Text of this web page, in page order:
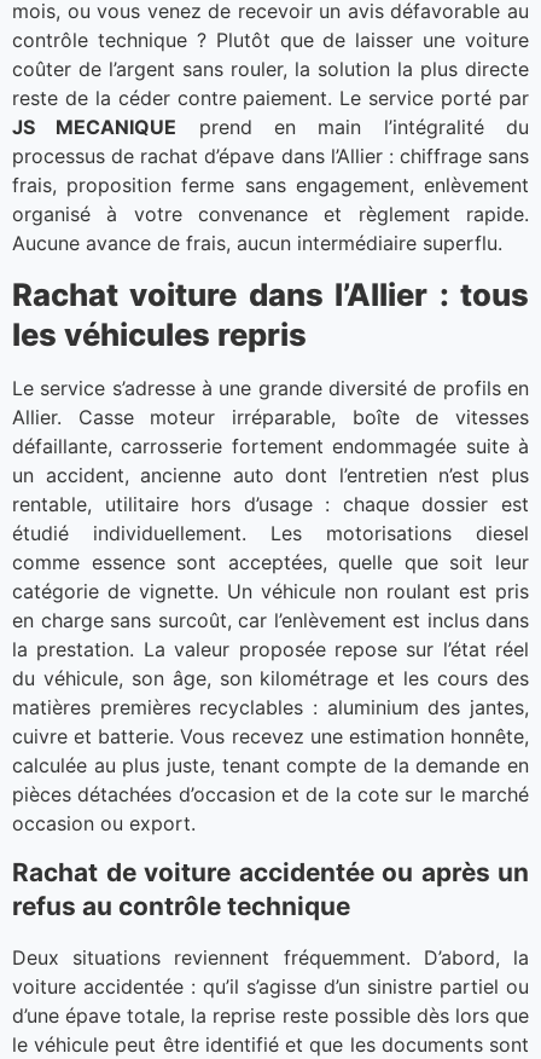
mois, ou vous venez de recevoir un avis défavorable au
contrôle technique ? Plutôt que de laisser une voiture
coûter de l’argent sans rouler, la solution la plus directe
reste de la céder contre paiement. Le service porté par
JS MECANIQUE prend en main l’intégralité du
processus de rachat d’épave dans l’Allier : chiffrage sans
frais, proposition ferme sans engagement, enlèvement
organisé à votre convenance et règlement rapide.
Aucune avance de frais, aucun intermédiaire superflu.
Rachat voiture dans l’Allier : tous
les véhicules repris
Le service s’adresse à une grande diversité de profils en
Allier. Casse moteur irréparable, boîte de vitesses
défaillante, carrosserie fortement endommagée suite à
un accident, ancienne auto dont l’entretien n’est plus
rentable, utilitaire hors d’usage : chaque dossier est
étudié individuellement. Les motorisations diesel
comme essence sont acceptées, quelle que soit leur
catégorie de vignette. Un véhicule non roulant est pris
en charge sans surcoût, car l’enlèvement est inclus dans
la prestation. La valeur proposée repose sur l’état réel
du véhicule, son âge, son kilométrage et les cours des
matières premières recyclables : aluminium des jantes,
cuivre et batterie. Vous recevez une estimation honnête,
calculée au plus juste, tenant compte de la demande en
pièces détachées d’occasion et de la cote sur le marché
occasion ou export.
Rachat de voiture accidentée ou après un
refus au contrôle technique
Deux situations reviennent fréquemment. D’abord, la
voiture accidentée : qu’il s’agisse d’un sinistre partiel ou
d’une épave totale, la reprise reste possible dès lors que
le véhicule peut être identifié et que les documents sont